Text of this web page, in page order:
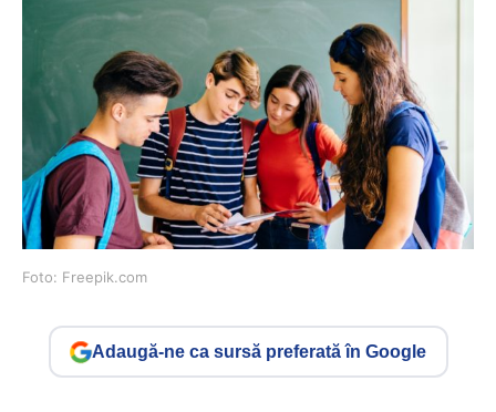
Foto: Freepik.com
Adaugă-ne ca sursă preferată în Google